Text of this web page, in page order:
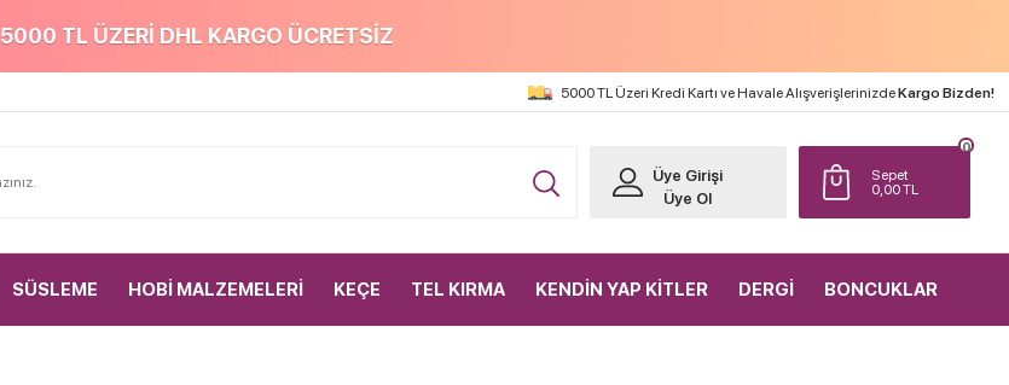
5000 TL ÜZERİ DHL KARGO ÜCRETSİZ
5000 TL Üzeri Kredi Kartı ve Havale AlışverişlerinizdeKargo Bizden!
Sepet
0,00TL
0
Üye Girişi
Üye Ol
SÜSLEME HOBİ MALZEMELERİ KEÇE TEL KIRMA KENDİN YAP KİTLER DERGİ BONCUKLAR